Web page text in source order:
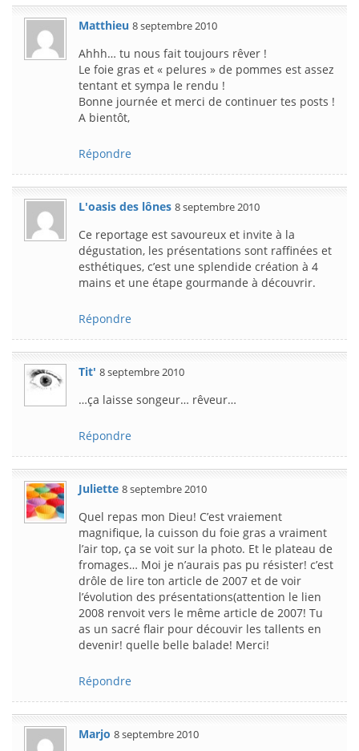
Matthieu 8 septembre 2010
Ahhh… tu nous fait toujours rêver !
Le foie gras et « pelures » de pommes est assez
tentant et sympa le rendu !
Bonne journée et merci de continuer tes posts !
A bientôt,
Répondre
L'oasis des lônes 8 septembre 2010
Ce reportage est savoureux et invite à la
dégustation, les présentations sont raffinées et
esthétiques, c’est une splendide création à 4
mains et une étape gourmande à découvrir.
Répondre
Tit' 8 septembre 2010
…ça laisse songeur… rêveur…
Répondre
Juliette 8 septembre 2010
Quel repas mon Dieu! C’est vraiement
magnifique, la cuisson du foie gras a vraiment
l’air top, ça se voit sur la photo. Et le plateau de
fromages… Moi je n’aurais pas pu résister! c’est
drôle de lire ton article de 2007 et de voir
l’évolution des présentations(attention le lien
2008 renvoit vers le même article de 2007! Tu
as un sacré flair pour découvir les tallents en
devenir! quelle belle balade! Merci!
Répondre
Marjo 8 septembre 2010